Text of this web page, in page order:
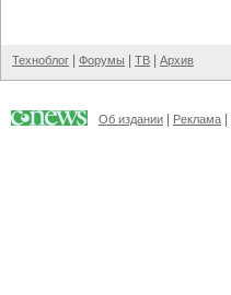
Техноблог Форумы ТВ Архив
Об издании Реклама